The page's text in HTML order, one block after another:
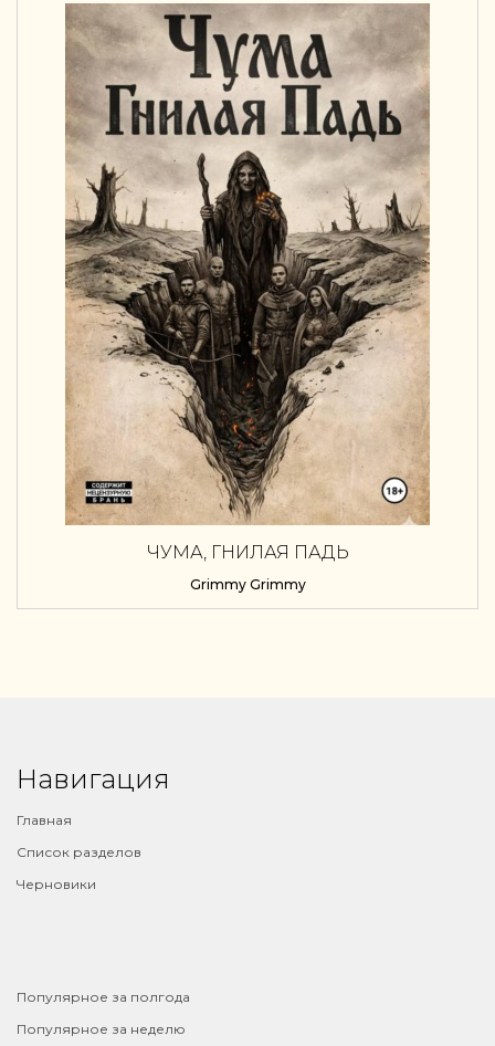
ЧУМА, ГНИЛАЯ ПАДЬ
Grimmy Grimmy
Навигация
Главная
Список разделов
Черновики
Популярное за полгода
Популярное за неделю